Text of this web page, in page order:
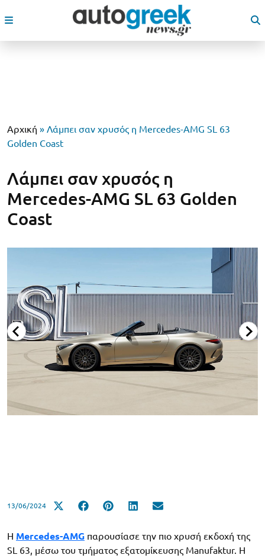
Αρχική » Λάμπει σαν χρυσός η Mercedes-AMG SL 63
Golden Coast
Λάμπει σαν χρυσός η
Mercedes-AMG SL 63 Golden
Coast
13/06/2024
Η Mercedes-AMG παρουσίασε την πιο χρυσή εκδοχή της
SL 63, μέσω του τμήματος εξατομίκευσης Manufaktur. Η